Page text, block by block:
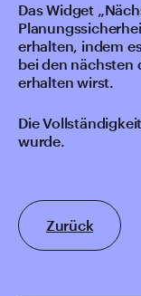
Das Widget
erhalten, indem
bei den nächsten
erhalten wirst.
Die
wurde.
Zurück